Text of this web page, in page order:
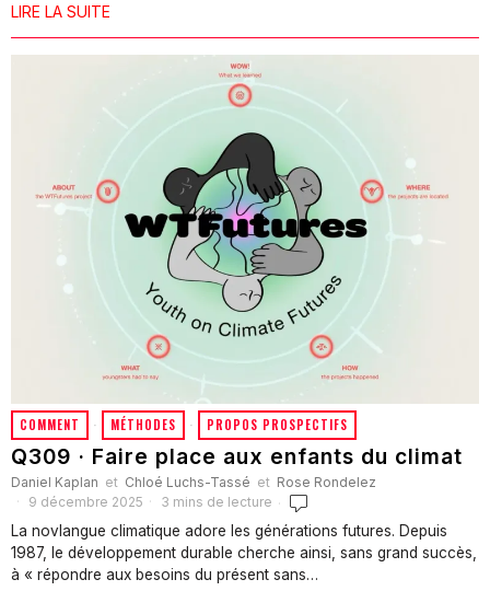
LIRE LA SUITE
COMMENT · MÉTHODES · PROPOS PROSPECTIFS
Q309 · Faire place aux enfants du climat
Daniel Kaplan et Chloé Luchs-Tassé et Rose Rondelez
9 décembre 2025
3 mins de lecture
La novlangue climatique adore les générations futures. Depuis
1987, le développement durable cherche ainsi, sans grand succès,
à « répondre aux besoins du présent sans…